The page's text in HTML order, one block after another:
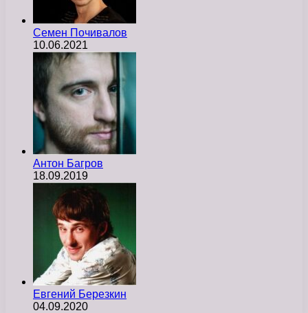
Семен Почивалов
10.06.2021
Антон Багров
18.09.2019
Евгений Березкин
04.09.2020